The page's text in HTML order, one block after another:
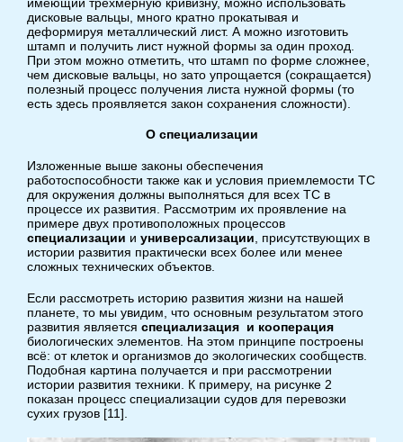
дисковые вальцы, много кратно прокатывая и
деформируя металлический лист. А можно изготовить
штамп и получить лист нужной формы за один проход.
При этом можно отметить, что штамп по форме сложнее,
чем дисковые вальцы, но зато упрощается (сокращается)
полезный процесс получения листа нужной формы (то
есть здесь проявляется закон сохранения сложности).
О специализации
Изложенные выше законы обеспечения
работоспособности также как и условия приемлемости ТС
для окружения должны выполняться для всех ТС в
процессе их развития. Рассмотрим их проявление на
примере двух противоположных процессов
специализации и универсализации , присутствующих в
истории развития практически всех более или менее
сложных технических объектов.
Если рассмотреть историю развития жизни на нашей
планете, то мы увидим, что основным результатом этого
развития является специализация и кооперация
биологических элементов. На этом принципе построены
всё: от клеток и организмов до экологических сообществ.
Подобная картина получается и при рассмотрении
истории развития техники. К примеру, на рисунке 2
показан процесс специализации судов для перевозки
сухих грузов [11].